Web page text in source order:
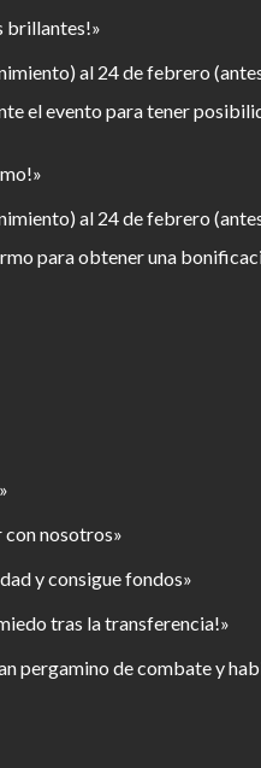
brillantes!»
al 24 de febrero
el evento para tener
al 24 de febrero
para obtener una
con nosotros»
y consigue fondos»
tras la transferencia!»
pergamino de combate y